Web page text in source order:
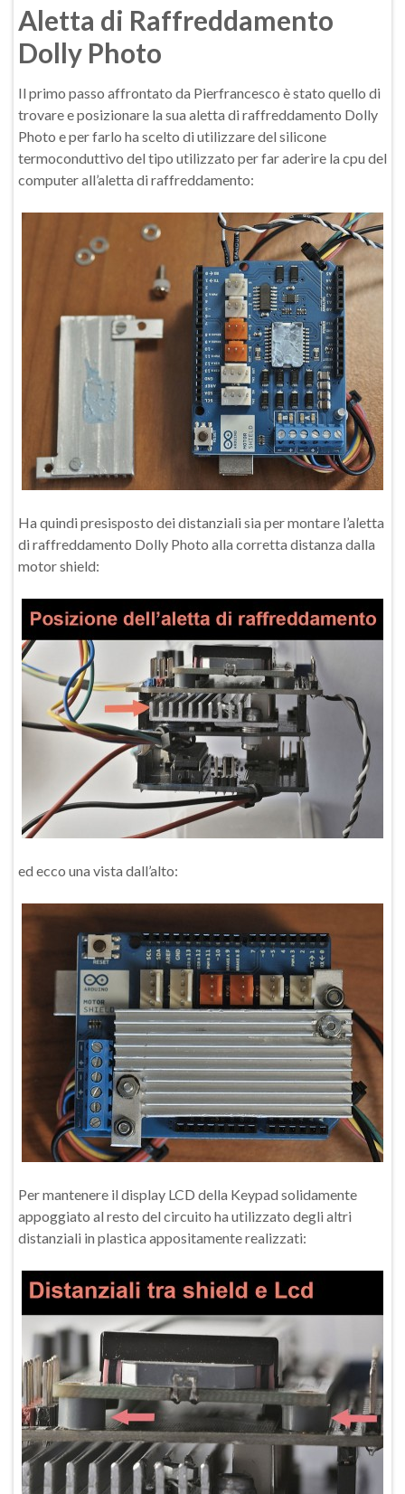
Aletta di Raffreddamento
Dolly Photo
Il primo passo affrontato da Pierfrancesco è stato quello di
trovare e posizionare la sua aletta di raffreddamento Dolly
Photo e per farlo ha scelto di utilizzare del silicone
termoconduttivo del tipo utilizzato per far aderire la cpu del
computer all’aletta di raffreddamento:
Ha quindi presisposto dei distanziali sia per montare l’aletta
di raffreddamento Dolly Photo alla corretta distanza dalla
motor shield:
ed ecco una vista dall’alto:
Per mantenere il display LCD della Keypad solidamente
appoggiato al resto del circuito ha utilizzato degli altri
distanziali in plastica appositamente realizzati: